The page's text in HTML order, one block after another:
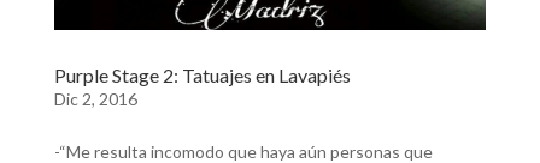
Purple Stage 2: Tatuajes en Lavapiés
Dic 2, 2016
-“Me resulta incomodo que haya aún personas que